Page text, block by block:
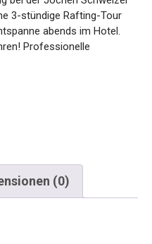
eine 3-stündige
und entspanne
ab 12 Jahren!
(0)